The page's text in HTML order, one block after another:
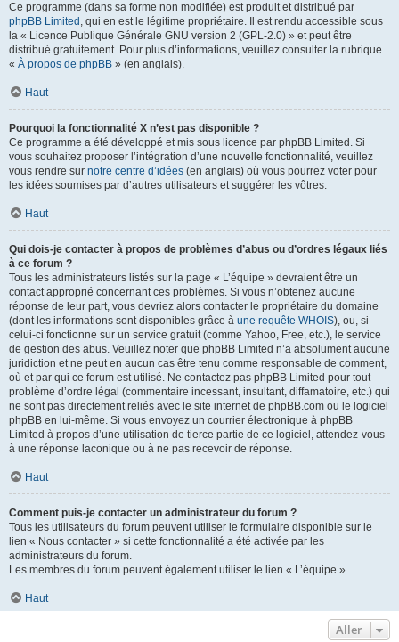
Ce programme (dans sa forme non modifiée) est produit et distribué par
phpBB Limited , qui en est le légitime propriétaire. Il est rendu accessible sous
la « Licence Publique Générale GNU version 2 (GPL-2.0) » et peut être
distribué gratuitement. Pour plus d’informations, veuillez consulter la rubrique
« À propos de phpBB » (en anglais).
Haut
Pourquoi la fonctionnalité X n’est pas disponible ?
Ce programme a été développé et mis sous licence par phpBB Limited. Si
vous souhaitez proposer l’intégration d’une nouvelle fonctionnalité, veuillez
vous rendre sur notre centre d’idées (en anglais) où vous pourrez voter pour
les idées soumises par d’autres utilisateurs et suggérer les vôtres.
Haut
Qui dois-je contacter à propos de problèmes d’abus ou d’ordres légaux liés
à ce forum ?
Tous les administrateurs listés sur la page « L’équipe » devraient être un
contact approprié concernant ces problèmes. Si vous n’obtenez aucune
réponse de leur part, vous devriez alors contacter le propriétaire du domaine
(dont les informations sont disponibles grâce à une requête WHOIS), ou, si
celui-ci fonctionne sur un service gratuit (comme Yahoo, Free, etc.), le service
de gestion des abus. Veuillez noter que phpBB Limited n’a absolument aucune
juridiction et ne peut en aucun cas être tenu comme responsable de comment,
où et par qui ce forum est utilisé. Ne contactez pas phpBB Limited pour tout
problème d’ordre légal (commentaire incessant, insultant, diffamatoire, etc.) qui
ne sont pas directement reliés avec le site internet de phpBB.com ou le logiciel
phpBB en lui-même. Si vous envoyez un courrier électronique à phpBB
Limited à propos d’une utilisation de tierce partie de ce logiciel, attendez-vous
à une réponse laconique ou à ne pas recevoir de réponse.
Haut
Comment puis-je contacter un administrateur du forum ?
Tous les utilisateurs du forum peuvent utiliser le formulaire disponible sur le
lien « Nous contacter » si cette fonctionnalité a été activée par les
administrateurs du forum.
Les membres du forum peuvent également utiliser le lien « L’équipe ».
Haut
Aller